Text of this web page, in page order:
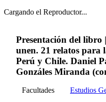
Cargando el Reproductor...
Presentación del libro
unen. 21 relatos para
Perú y Chile. Daniel
Gonzáles Miranda
Facultades
Estudios